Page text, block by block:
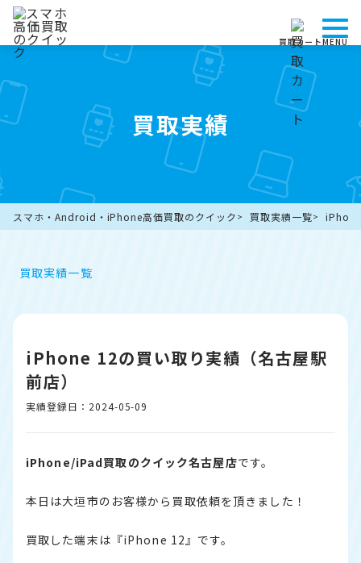
買取カートMENU
買取実績
スマホ・Android・iPhone高価買取のクイック 買取実績一覧
買取実績一覧
iPhone 12の買い取り実績（名古屋駅
前店）
実績登録日：2024-05-09
iPhone/iPad買取のクイック名古屋店です。
本日は大垣市のお客様から買取依頼を頂きました！
買取した端末は『iPhone 12』です。